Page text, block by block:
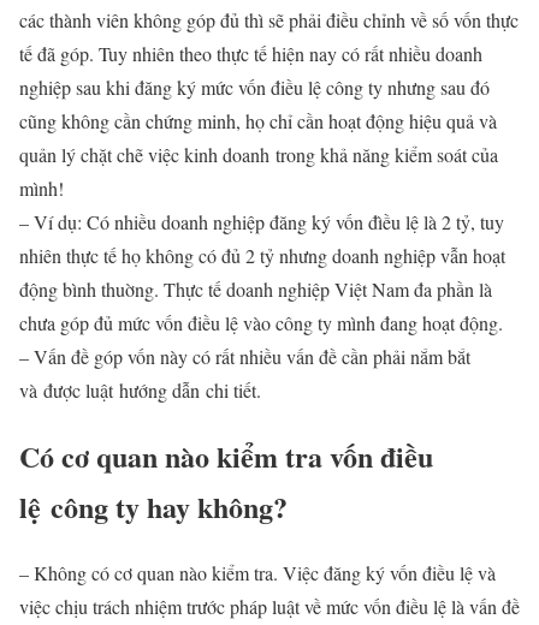
các thành viên không góp đủ thì sẽ phải điều chỉnh về số vốn thực
tế đã góp. Tuy nhiên theo thực tế hiện nay có rất nhiều doanh
nghiệp sau khi đăng ký mức vốn điều lệ công ty nhưng sau đó
cũng không cần chứng minh, họ chỉ cần hoạt động hiệu quả và
quản lý chặt chẽ việc kinh doanh trong khả năng kiểm soát của
mình!
– Ví dụ: Có nhiều doanh nghiệp đăng ký vốn đìều lệ là 2 tỷ, tuy
nhiên thực tế họ không có đủ 2 tỷ nhưng doanh nghiệp vẫn hoạt
động bình thuờng. Thực tế doanh nghiệp Việt Nam đa phần là
chưa góp đủ mức vốn điều lệ vào công ty mình đang hoạt động.
– Vấn đề góp vốn này có rất nhiều vấn đề cần phải nắm bắt
và được luật hướng dẫn chi tiết.
Có cơ quan nào kiểm tra vốn điều
lệ công ty hay không?
– Không có cơ quan nào kiểm tra. Việc đăng ký vốn điều lệ và
việc chịu trách nhiệm trước pháp luật về mức vốn điều lệ là vấn đề